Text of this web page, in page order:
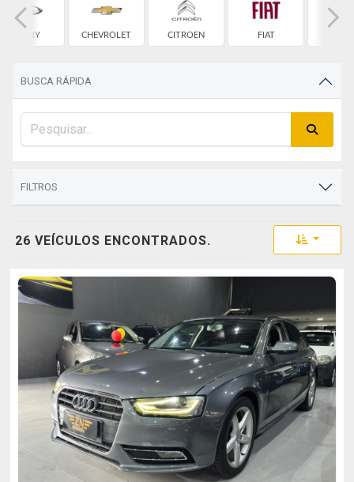
CHERY CHEVROLET CITROEN FIAT
BUSCA RÁPIDA
FILTROS
26 VEÍCULOS ENCONTRADOS. Toggle